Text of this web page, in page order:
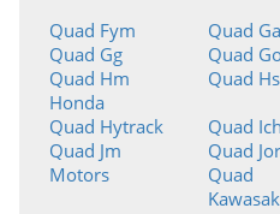
Quad Fym
Quad
Quad Gg
Quad
Quad Hm
Honda
Quad
Quad Hytrack
Quad
Quad Jm
Motors
Quad
Quad